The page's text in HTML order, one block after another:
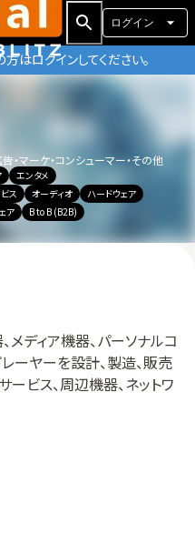
ログイン
はログインしてください。
・マーケ・コンシューマー・その他
エンタメ
ス
オーディオ
ハードウェア
ア B to B (B2B)
メディア機器、パーソナルコ
ーヤーを設計、製造、販売
ービス、周辺機器、ネットワ
のデジタルコンテンツやア
ある。アップルは、
、コンシューマ向けおよ
ア・アプリケーション・ポー
ティング・システム、
ートなど、多くの製品とサ